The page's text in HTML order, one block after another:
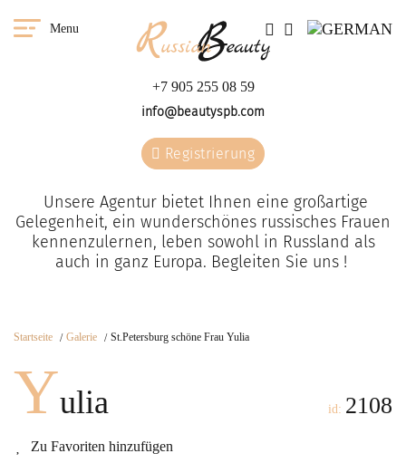
Menu
+7 905 255 08 59
info@beautyspb.com
Registrierung
Unsere Agentur bietet Ihnen eine großartige
Gelegenheit, ein wunderschönes russisches Frauen
kennenzulernen, leben sowohl in Russland als
auch in ganz Europa. Begleiten Sie uns !
Startseite Galerie St.Petersburg schöne Frau Yulia
Yulia
Zu Favoriten hinzufügen
id: 2108